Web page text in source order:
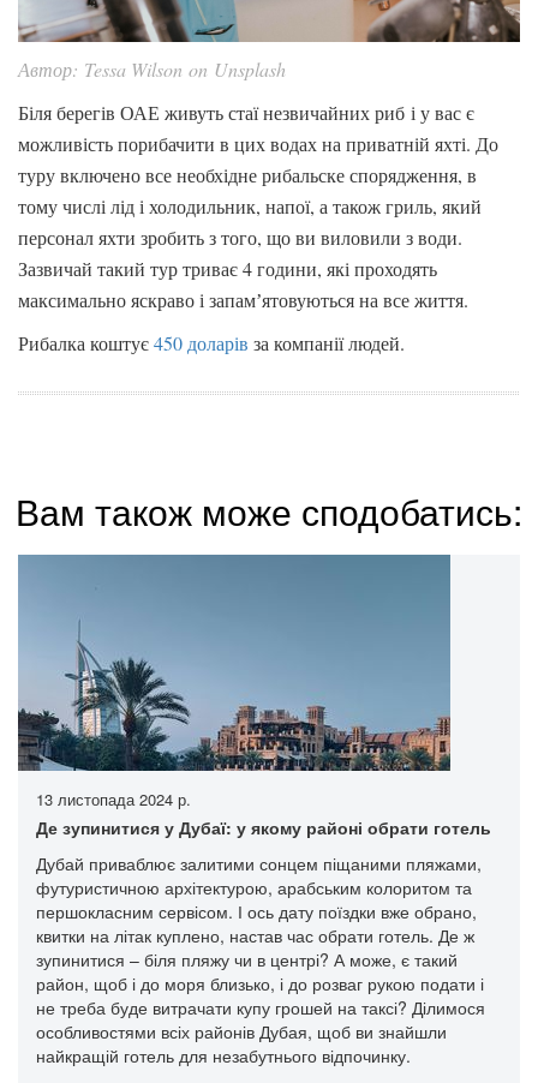
Автор: Tessa Wilson on Unsplash
Біля берегів ОАЕ живуть стаї незвичайних риб і у вас є
можливість порибачити в цих водах на приватній яхті. До
туру включено все необхідне рибальске спорядження, в
тому числі лід і холодильник, напої, а також гриль, який
персонал яхти зробить з того, що ви виловили з води.
Зазвичай такий тур триває 4 години, які проходять
максимально яскраво і запамʼятовуються на все життя.
Рибалка коштує450 доларів за компанії людей.
Вам також може сподобатись:
13 листопада 2024 р.
Де зупинитися у Дубаї: у якому районі обрати готель
Дубай приваблює залитими сонцем піщаними пляжами,
футуристичною архітектурою, арабським колоритом та
першокласним сервісом. І ось дату поїздки вже обрано,
квитки на літак куплено, настав час обрати готель. Де ж
зупинитися – біля пляжу чи в центрі? А може, є такий
район, щоб і до моря близько, і до розваг рукою подати і
не треба буде витрачати купу грошей на таксі? Ділимося
особливостями всіх районів Дубая, щоб ви знайшли
найкращій готель для незабутнього відпочинку.